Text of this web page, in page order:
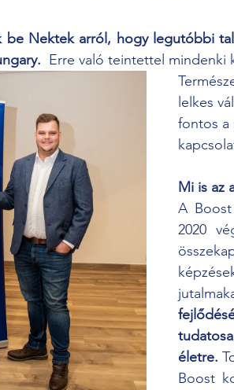
az 5-ből.
be Nektek arról, hogy legutóbbi
Erre való teintettel mindenki
lelkes
fontos a
Mi is az
A
2020
életre.
Boost